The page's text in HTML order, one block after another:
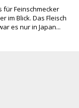
für Feinschmecker
im Blick. Das Fleisch
es nur in Japan...